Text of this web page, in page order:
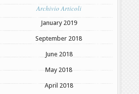
Archivio Articoli
January 2019
September 2018
June 2018
May 2018
April 2018